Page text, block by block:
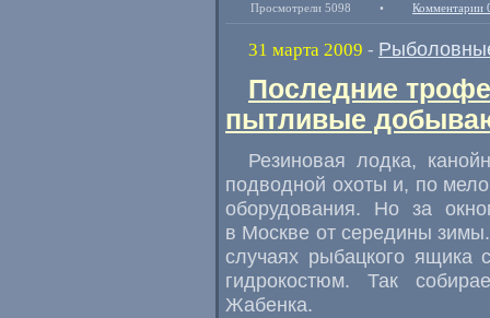
Просмотрели 5098 • Комментарии
31 марта 2009 -
Последние
пытливые
Резиновая лодка,
подводной охоты и, по
оборудования. Но за
в Москве от середины
случаях рыбацкого ящика
гидрокостюм. Так
Жабенка.